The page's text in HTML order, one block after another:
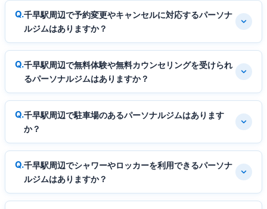
千早駅周辺で予約変更やキャンセルに対応するパーソナ
ルジムはありますか？
千早駅周辺で無料体験や無料カウンセリングを受けられ
るパーソナルジムはありますか？
千早駅周辺で駐車場のあるパーソナルジムはあります
か？
千早駅周辺でシャワーやロッカーを利用できるパーソナ
ルジムはありますか？